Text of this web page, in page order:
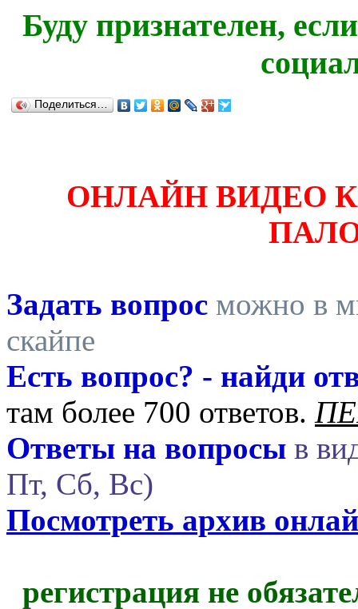
Буду признателен,
Поделиться…
ОНЛАЙН ВИДЕО
Задать вопрос можно в
скайпе
Есть вопрос? - найди
там более 700 ответов.
Ответы на вопросы в
Пт, Сб, Вс)
Посмотреть архив
регистрация не